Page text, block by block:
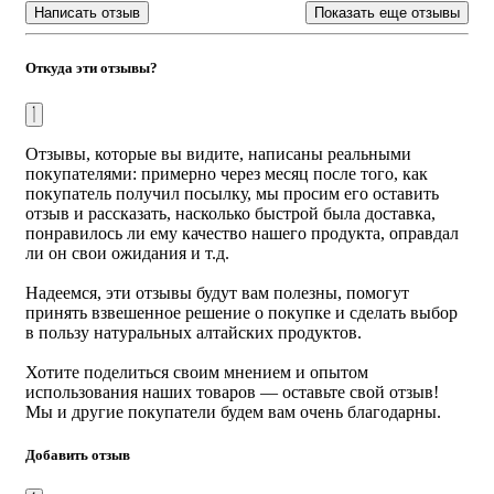
предотвращению сопутствующих осложнений и
деформации сустава;
снятию усталости и напряжения ног;
Крем-мазь уменьшает острую боль в области суставов,
мышц, и воспаление при ревматических заболеваниях.
Возможно изменение цвета и однородности структуры,
свидетельствующее о природном происхождении, не
влияющее на показатели качества и безопасности
Способ применения:нанести на кожу легким
массирующим движением до полного впитывания 2-3
раза в день, для большей эффективности обвязать больной
участок шерстяной тканью.
Рекомендуемый курс применения: 2 месяца.
(Понадобится 4 бутылька на полный курс)
СОСТАВ: вода очищенная, глицерин, масло пантовое,
Написать отзыв Показать еще отзывы
Откуда эти отзывы?
Отзывы, которые вы видите, написаны реальными
покупателями: примерно через месяц после того, как
покупатель получил посылку, мы просим его оставить
отзыв и рассказать, насколько быстрой была доставка,
понравилось ли ему качество нашего продукта, оправдал
ли он свои ожидания и т.д.
Надеемся, эти отзывы будут вам полезны, помогут
принять взвешенное решение о покупке и сделать выбор
в пользу натуральных алтайских продуктов.
Хотите поделиться своим мнением и опытом
использования наших товаров — оставьте свой отзыв!
Мы и другие покупатели будем вам очень благодарны.
Добавить отзыв